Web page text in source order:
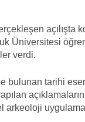
açılışta
Üniversitesi
verdi.
bulunan tarihi